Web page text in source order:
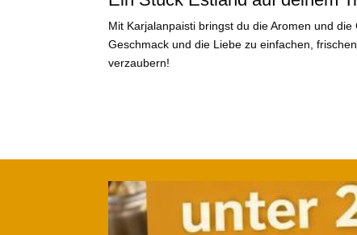
Mit Karjalanpaisti bringst du die Aromen und
Geschmack und die Liebe zu einfachen,
verzaubern!